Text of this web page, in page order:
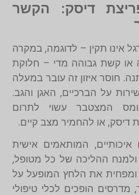
דיסק: הקשר
אינו תקין – לדוגמה, במקרה
או קשת גבוהה מדי – חלוקת
חוסר איזון זה עובר במעלה
על הברכיים, האגן והגב.
המצטבר עשוי לתרום
דיסק, או להחמיר מצב קיים.
איכותיים, המותאמים אישית
ההליכה של כל מטופל,
ומפחית את הלחץ המופעל על
הופכים לכלי טיפולי